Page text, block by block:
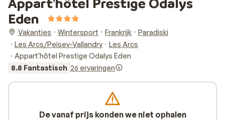
Eden
Vakanties Wintersport Frankrijk
Paradiski
Les Arcs/Peisey-Vallandry
Les Arcs
Appart'hôtel Prestige Odalys Eden
8.8 Fantastisch 26 ervaringen
De vanaf prijs konden we niet ophalen